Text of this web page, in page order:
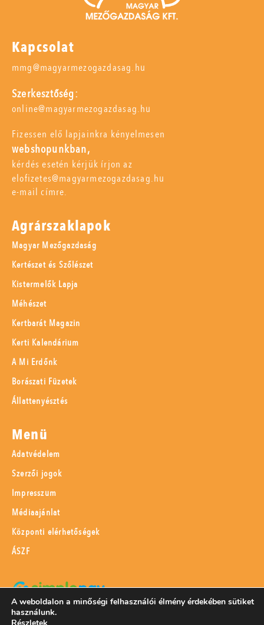
Kapcsolat
mmg@magyarmezogazdasag.hu
Szerkesztőség:
online@magyarmezogazdasag.hu
Fizessen elő lapjainkra kényelmesen
webshopunkban,
kérdés esetén kérjük írjon az
elofizetes@magyarmezogazdasag.hu
e-mail címre.
Agrárszaklapok
Magyar Mezőgazdaság
Kertészet és Szőlészet
Kistermelők Lapja
Méhészet
Kertbarát Magazin
Kerti Kalendárium
A Mi Erdőnk
Borászati Füzetek
Állattenyésztés
Menü
Adatvédelem
Szerzői jogok
Impresszum
Médiaajánlat
Központi elérhetőségek
ÁSZF
SimplePay adattovábbítási nyilatkozat
A weboldalon a minőségi felhasználói élmény érdekében sütiket
használunk.